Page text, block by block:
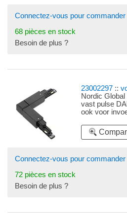
Connectez-vous pour commander
68 pièces en stock
Besoin de plus ?
23002297 ::
Nordic
vast pulse
ook voor
Connectez-vous pour commander
72 pièces en stock
Besoin de plus ?